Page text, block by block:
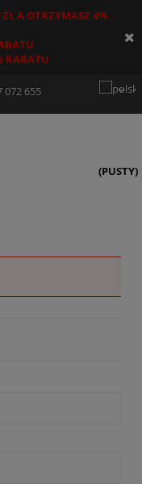
A OTRZYMASZ 4%
RABATU
072 655
(PUSTY)